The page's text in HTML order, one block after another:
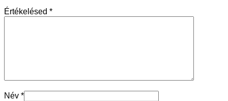
Értékelésed *
Név *